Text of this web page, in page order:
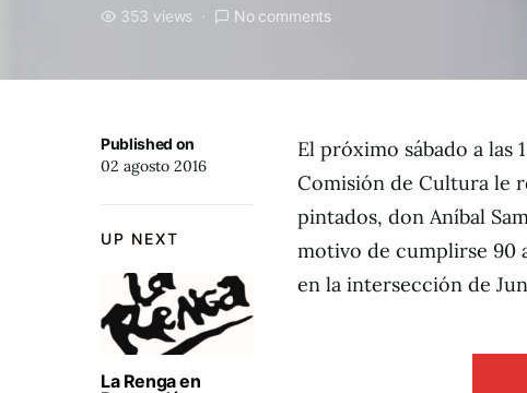
353 views No comments
UP NEXT
La Renga en
Published on
02 agosto 2016
El próximo sábado a las
Comisión de Cultura le
pintados, don Aníbal
motivo de cumplirse 90
en la intersección de